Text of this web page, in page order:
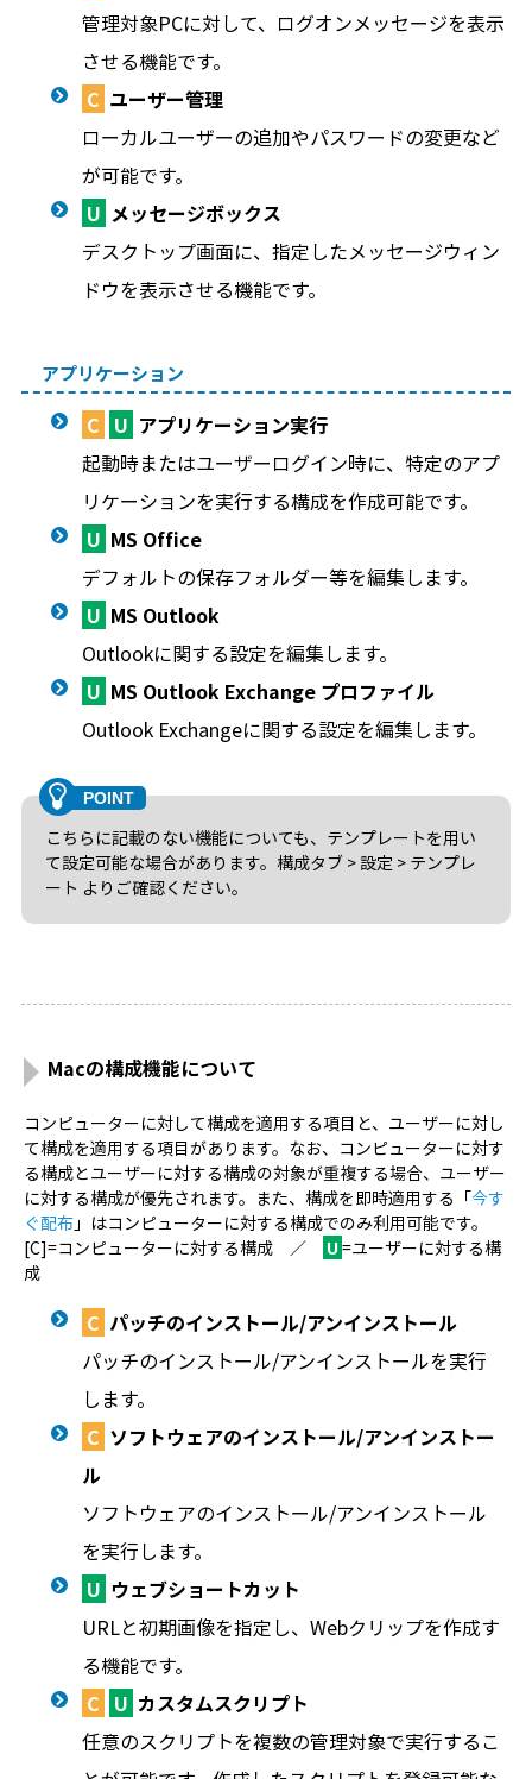
管理対象PCに対して、ログオンメッセージを表示
させる機能です。
C ユーザー管理
ローカルユーザーの追加やパスワードの変更など
が可能です。
U メッセージボックス
デスクトップ画面に、指定したメッセージウィン
ドウを表示させる機能です。
アプリケーション
C U アプリケーション実行
起動時またはユーザーログイン時に、特定のアプ
リケーションを実行する構成を作成可能です。
U MS Office
デフォルトの保存フォルダー等を編集します。
U MS Outlook
Outlookに関する設定を編集します。
U MS Outlook Exchange プロファイル
Outlook Exchangeに関する設定を編集します。
こちらに記載のない機能についても、テンプレートを用い
て設定可能な場合があります。構成タブ > 設定 > テンプレ
ート よりご確認ください。
Macの構成機能について
コンピューターに対して構成を適用する項目と、ユーザーに対し
て構成を適用する項目があります。なお、コンピューターに対す
る構成とユーザーに対する構成の対象が重複する場合、ユーザー
に対する構成が優先されます。また、構成を即時適用する「今す
ぐ配布」はコンピューターに対する構成でのみ利用可能です。
[C]=コンピューターに対する構成 ／
U=ユーザーに対する構
成
C パッチのインストール/アンインストール
パッチのインストール/アンインストールを実行
します。
C ソフトウェアのインストール/アンインストー
ル
ソフトウェアのインストール/アンインストール
を実行します。
U ウェブショートカット
URLと初期画像を指定し、Webクリップを作成す
る機能です。
C U カスタムスクリプト
任意のスクリプトを複数の管理対象で実行するこ